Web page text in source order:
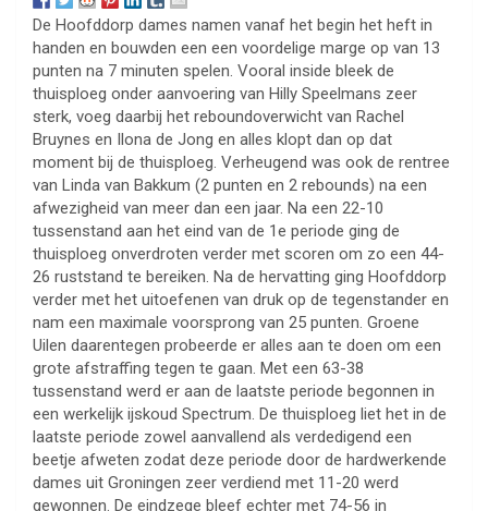
De Hoofddorp dames namen vanaf het begin het heft in
handen en bouwden een een voordelige marge op van 13
punten na 7 minuten spelen. Vooral inside bleek de
thuisploeg onder aanvoering van Hilly Speelmans zeer
sterk, voeg daarbij het reboundoverwicht van Rachel
Bruynes en Ilona de Jong en alles klopt dan op dat
moment bij de thuisploeg. Verheugend was ook de rentree
van Linda van Bakkum (2 punten en 2 rebounds) na een
afwezigheid van meer dan een jaar. Na een 22-10
tussenstand aan het eind van de 1e periode ging de
thuisploeg onverdroten verder met scoren om zo een 44-
26 ruststand te bereiken. Na de hervatting ging Hoofddorp
verder met het uitoefenen van druk op de tegenstander en
nam een maximale voorsprong van 25 punten. Groene
Uilen daarentegen probeerde er alles aan te doen om een
grote afstraffing tegen te gaan. Met een 63-38
tussenstand werd er aan de laatste periode begonnen in
een werkelijk ijskoud Spectrum. De thuisploeg liet het in de
laatste periode zowel aanvallend als verdedigend een
beetje afweten zodat deze periode door de hardwerkende
dames uit Groningen zeer verdiend met 11-20 werd
gewonnen. De eindzege bleef echter met 74-56 in